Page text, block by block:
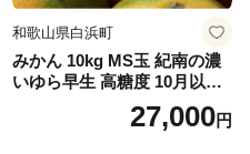
和歌山県白浜町
みかん 10kg MS玉 紀南の濃
いゆら早生 高糖度 10月以降
発送 マルチ被覆栽培27,000円